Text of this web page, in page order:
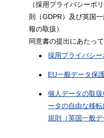
（採用プライバシーポ
則（GDPR）及び英国
報の取扱）
同意書の提出にあたっ
採用プライバシ
EU一般データ保
個人データの取
ータの自由な移
規則（英国一般デ